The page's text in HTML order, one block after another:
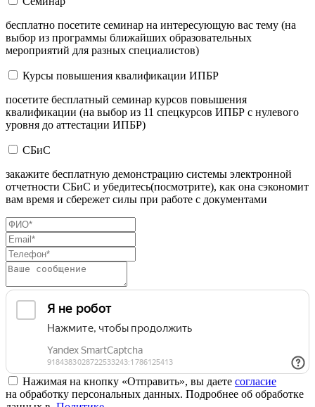
бесплатно посетите семинар на интересующую вас тему (на
выбор из программы ближайших образовательных
мероприятий для разных специалистов)
Курсы повышения квалификации ИПБР
посетите бесплатный семинар курсов повышения
квалификации (на выбор из 11 спецкурсов ИПБР с нулевого
уровня до аттестации ИПБР)
СБиС
закажите бесплатную демонстрацию системы электронной
отчетности СБиС и убедитесь(посмотрите), как она сэкономит
вам время и сбережет силы при работе с документами
Нажимая на кнопку «Отправить», вы даете согласие
на обработку персональных данных. Подробнее об обработке